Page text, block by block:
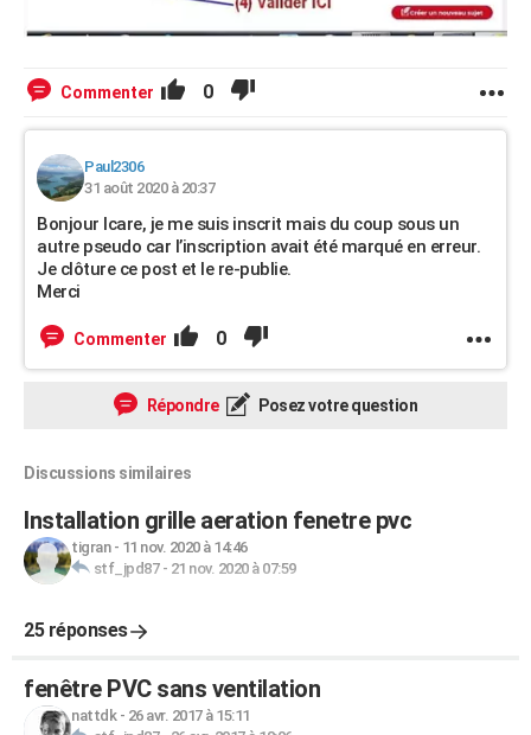
Commenter 0
Paul2306
31 août 2020 à 20:37
Bonjour Icare, je me suis inscrit mais du coup sous un
autre pseudo car l’inscription avait été marqué en erreur.
Je clôture ce post et le re-publie.
Merci
Commenter 0
Répondre Posez votre question
Discussions similaires
Installation grille aeration fenetre pvc
tigran- 11 nov. 2020 à 14:46
stf_jpd87- 21 nov. 2020 à 07:59
25 réponses
fenêtre PVC sans ventilation
nattdk- 26 avr. 2017 à 15:11